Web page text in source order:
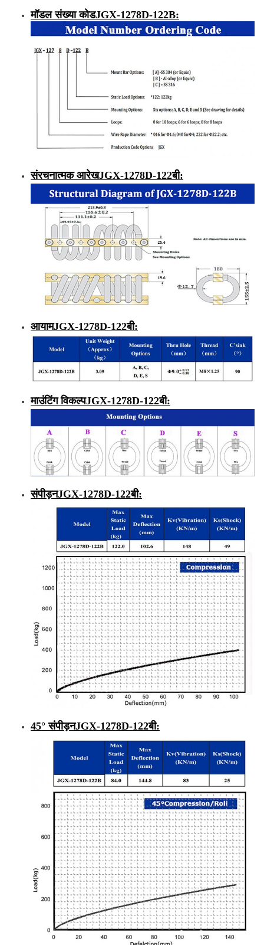
मॉडल संख्या कोडJGX-1278D-122B:
संरचनात्मक आरेखJGX-1278D-122बी:
आयामJGX-1278D-122बी:
माउंटिंग विकल्पJGX-1278D-122बी:
संपीड़नJGX-1278D-122बी:
45° संपीड़नJGX-1278D-122बी: